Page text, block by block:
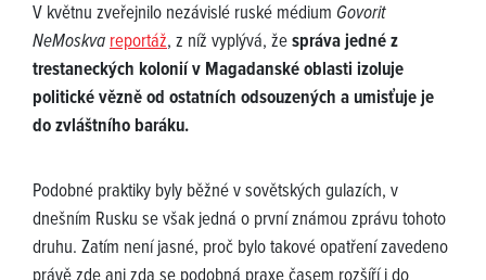
V květnu zveřejnilo nezávislé ruské médium Govorit
NeMoskvareportáž, z níž vyplývá, žespráva jedné z
trestaneckých kolonií v Magadanské oblasti izoluje
politické vězně od ostatních odsouzených a umisťuje je
do zvláštního baráku.
Podobné praktiky byly běžné v sovětských gulazích, v
dnešním Rusku se však jedná o první známou zprávu tohoto
druhu. Zatím není jasné, proč bylo takové opatření zavedeno